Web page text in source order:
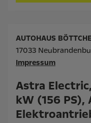
Astra
kW (156
AUTOHAUS
17033
Impressum